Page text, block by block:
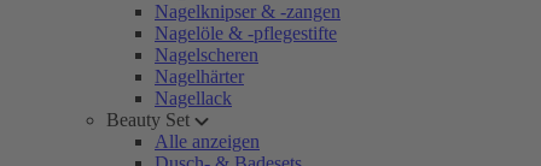
Nagelknipser & -zangen
Nagelöle & -pflegestifte
Nagelscheren
Nagelhärter
Nagellack
Beauty Set
Alle anzeigen